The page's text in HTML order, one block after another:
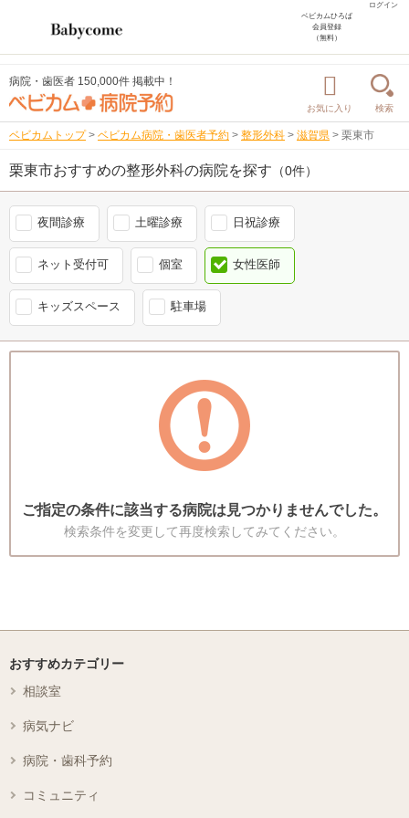
ログイン
ベビカムひろば
会員登録
（無料）
病院・歯医者 150,000件 掲載中！
お気に入り 検索
ベビカムトップ > ベビカム病院・歯医者予約 > 整形外科 > 滋賀県 > 栗東市
栗東市おすすめの整形外科の病院を探す （0件）
夜間診療 土曜診療 日祝診療
ネット受付可 個室 女性医師
キッズスペース 駐車場
ご指定の条件に該当する病院は見つかりませんでした。
検索条件を変更して再度検索してみてください。
おすすめカテゴリー
相談室
病気ナビ
病院・歯科予約
コミュニティ